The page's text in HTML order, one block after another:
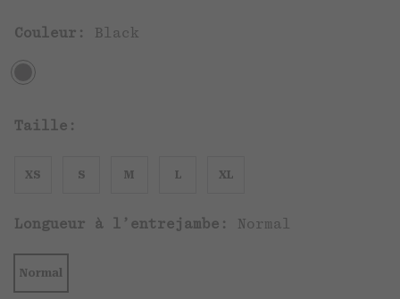
Couleur: Black
Taille:
XS S M L XL
Longueur à l’entrejambe: Normal
Normal